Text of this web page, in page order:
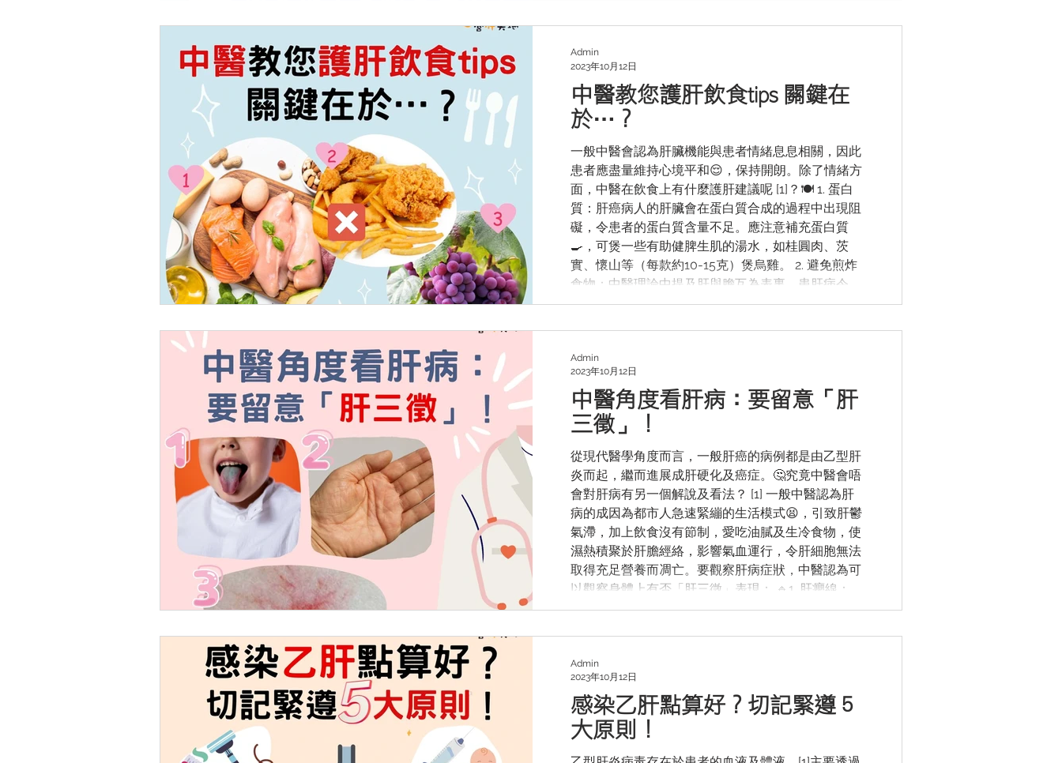
肝疫苗。在寶寶出生後亦應為嬰兒注射乙肝疫苗✅，
並避免共用有可能蘸血的用具，以免血液傳染。
——————————————————————————
——— 營肝天地（香港醫療護理發展協會的屬會，旨
在為肝病患者及其家屬，以及對肝臟健康和肝臟營養
資訊有興趣的人士提供免費資訊、活動、優惠等。）
>> 免費入會連結 http://bit.do/fLp9R >> 了解營肝天
地 https://reurl.cc/a53jml >> 加入營肝天地
中醫教您護肝飲食tips 關鍵在
於…？
一般中醫會認為肝臟機能與患者情緒息息相關，因此
患者應盡量維持心境平和😌，保持開朗。除了情緒方
面，中醫在飲食上有什麼護肝建議呢 [1]？🍽️ 1. 蛋白
質：肝癌病人的肝臟會在蛋白質合成的過程中出現阻
礙，令患者的蛋白質含量不足。應注意補充蛋白質
🍳，可煲一些有助健脾生肌的湯水，如桂圓肉、茨
實、懷山等（每款約10-15克）煲烏雞。 2. 避免煎炸
食物：中醫理論中提及肝與膽互為表裏，患肝病令膽
汁分泌受影響，🙅🏻‍♀️應盡量避免吃油膩食物。 3. 「酸
含纖維質，能吸收腸胃中過多的膽固醇及脂肪；葡萄
肉含豐富維生素，有助體內血漿蛋白的含量提升，亦
有很多多酚類活性物質，有護肝作用。 以上為中醫
對肝病患者的飲食貼士，但建議患者可在服用藥材前
先諮詢醫生意見👨‍⚕️，了解自己體質的飲食忌宜。
——————————————————————————
——— 營肝天地（香港醫療護理發展協會的屬會，旨
在為肝病患者及其家屬，以及對肝臟健康和肝臟營養
資訊有興趣的人士提供免費資訊、
Admin
2023年10月12日
中醫角度看肝病：要留意「肝
三徵」！
從現代醫學角度而言，一般肝癌的病例都是由乙型肝
炎而起，繼而進展成肝硬化及癌症。🤔究竟中醫會唔
會對肝病有另一個解說及看法？ [1] 一般中醫認為肝
病的成因為都市人急速緊繃的生活模式😫，引致肝鬱
氣滯，加上飲食沒有節制，愛吃油膩及生冷食物，使
濕熱積聚於肝膽經絡，影響氣血運行，令肝細胞無法
取得充足營養而凋亡。要觀察肝病症狀，中醫認為可
以觀察身體上有否「肝三徵」表現： 🔹1. 肝癭線：舌
頭左右兩側的邊緣呈青紫色或紫色💜，或條紋狀。
像是蜘蛛網🕸️的痣。 如發現自己或身邊人出現「肝
三徵」表現，表示身體有機會出現肝臟問題，建議盡
快向醫生求診。
——————————————————————————
——— 營肝天地（香港醫療護理發展協會的屬會，旨
在為肝病患者及其家屬，以及對肝臟健康和肝臟營養
Admin
2023年10月12日
感染乙肝點算好？切記緊遵５
大原則！
Admin
2023年10月12日